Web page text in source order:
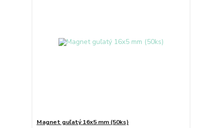
Magnet guľatý 16x5 mm (50ks)